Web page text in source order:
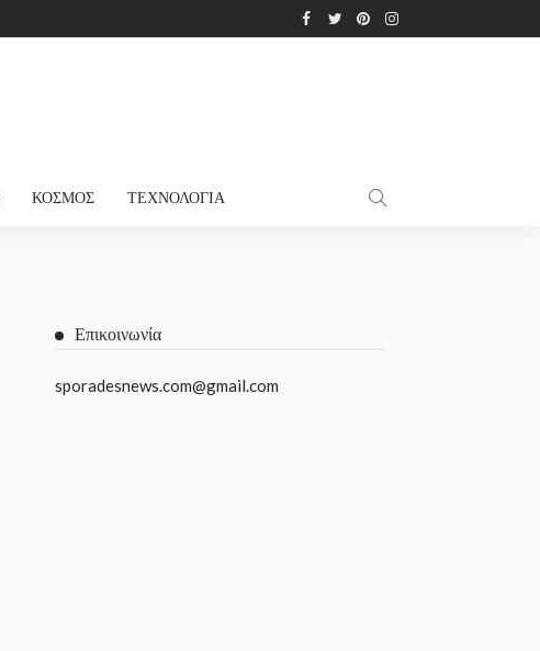
ΚΌΣΜΟΣ ΤΕΧΝΟΛΟΓΊΑ
Επικοινωνία
sporadesnews.com@gmail.com